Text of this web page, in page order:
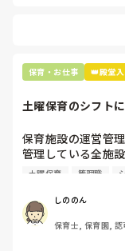
最後の職場にしよ
辞めることは逃げ
います
保育・お仕事 👑殿堂
土曜保育のシフト
保育施設の運営管
管理している全施
曜保育だけは入れ
て入職しているは
出勤が出来ない方ば
土曜保育 管理職
しののん
保育士, 保育園,